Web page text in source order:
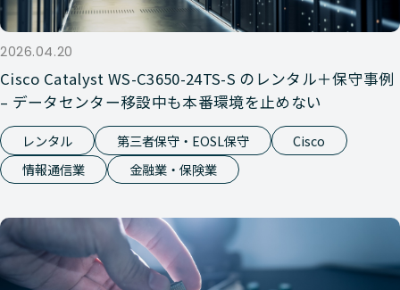
Nutanix
HCI HPE DX
Nutanix HCI
HPE DX
Nutanix
HCI HPE DX
Nutanix HCI HPE DL
2026.04.20
Cisco Catalyst WS-C3650-24TS-S のレンタル＋保守事例
– データセンター移設中も本番環境を止めない
レンタル 第三者保守・EOSL保守
Cisco
情報通信業
金融業・保険業